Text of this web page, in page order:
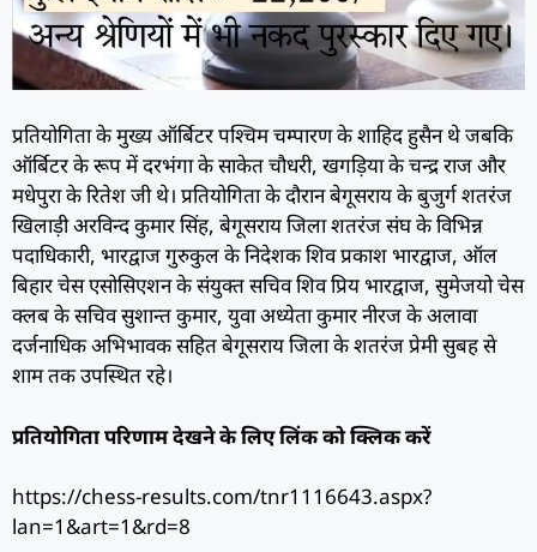
प्रतियोगिता के मुख्य ऑर्बिटर पश्चिम चम्पारण के शाहिद हुसैन थे जबकि
ऑर्बिटर के रूप में दरभंगा के साकेत चौधरी, खगड़िया के चन्द्र राज और
मधेपुरा के रितेश जी थे। प्रतियोगिता के दौरान बेगूसराय के बुजुर्ग शतरंज
खिलाड़ी अरविन्द कुमार सिंह, बेगूसराय जिला शतरंज संघ के विभिन्न
पदाधिकारी, भारद्वाज गुरुकुल के निदेशक शिव प्रकाश भारद्वाज, ऑल
बिहार चेस एसोसिएशन के संयुक्त सचिव शिव प्रिय भारद्वाज, सुमेजयो चेस
क्लब के सचिव सुशान्त कुमार, युवा अध्येता कुमार नीरज के अलावा
दर्जनाधिक अभिभावक सहित बेगूसराय जिला के शतरंज प्रेमी सुबह से
शाम तक उपस्थित रहे।
प्रतियोगिता परिणाम देखने के लिए लिंक को क्लिक करें
https://chess-results.com/tnr1116643.aspx?
lan=1&art=1&rd=8